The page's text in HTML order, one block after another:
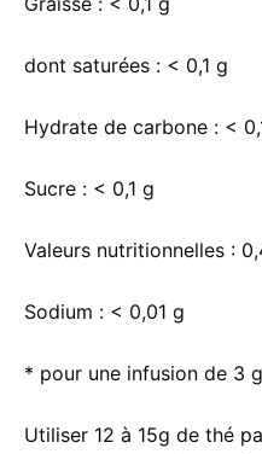
dont saturées : < 0,1 g
Hydrate de carbone : <
Sucre : < 0,1 g
Valeurs nutritionnelles :
Sodium : < 0,01 g
* pour une infusion de 3
Utiliser 12 à 15g de thé